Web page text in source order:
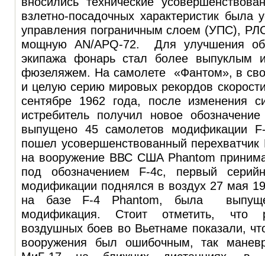
взлетно-посадочных характеристик была
управления пограничным слоем (УПС),
мощную AN/APQ-72. Для улучшения
экипажа фонарь стал более выпуклым
фюзеляжем. На самолете «Фантом», в
и целую серию мировых рекордов
сентябре 1962 года, после изменения
истребитель получил новое
выпущено 45 самолетов модификации
пошел усовершенствованный
на вооружение ВВС США Phantom
под обозначением F-4c, первый
модификации поднялся в воздух 27 мая
на базе F-4 Phantom, была
модификация. Стоит отметить, что
воздушных боев во Вьетнаме показали,
вооружения был ошибочным, так